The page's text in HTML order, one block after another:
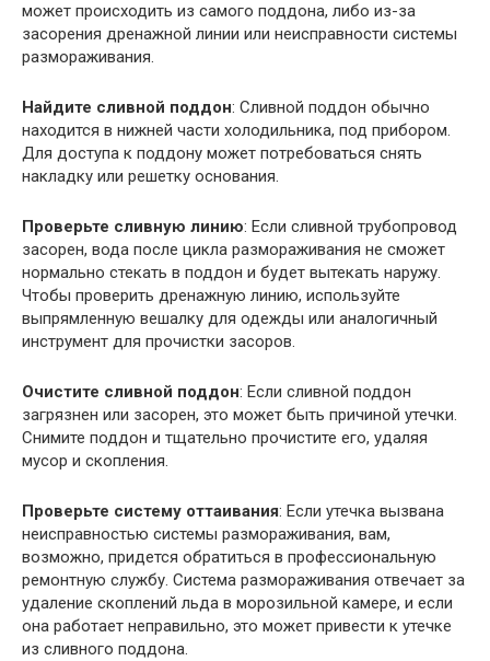
может происходить из самого поддона, либо из-за
засорения дренажной линии или неисправности системы
размораживания.
Найдите сливной поддон: Сливной поддон обычно
находится в нижней части холодильника, под прибором.
Для доступа к поддону может потребоваться снять
накладку или решетку основания.
Проверьте сливную линию: Если сливной трубопровод
засорен, вода после цикла размораживания не сможет
нормально стекать в поддон и будет вытекать наружу.
Чтобы проверить дренажную линию, используйте
выпрямленную вешалку для одежды или аналогичный
инструмент для прочистки засоров.
Очистите сливной поддон: Если сливной поддон
загрязнен или засорен, это может быть причиной утечки.
Снимите поддон и тщательно прочистите его, удаляя
мусор и скопления.
Проверьте систему оттаивания: Если утечка вызвана
неисправностью системы размораживания, вам,
возможно, придется обратиться в профессиональную
ремонтную службу. Система размораживания отвечает за
удаление скоплений льда в морозильной камере, и если
она работает неправильно, это может привести к утечке
из сливного поддона.